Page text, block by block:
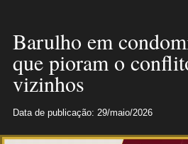
Barulho em
que pioram o
vizinhos
Data de publicação: 29/maio/2026